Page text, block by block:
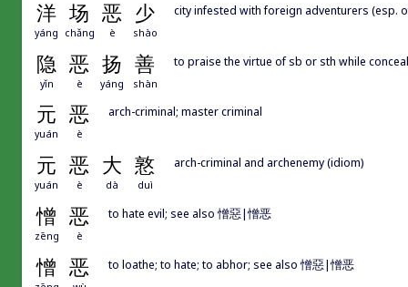
洋 场 恶 少
yáng chǎng è shào
city infested with foreign adventurers (esp.
隐 恶 扬 善
yǐn è yáng shàn
to praise the virtue of sb or sth while
元 恶
yuán è
arch-criminal; master criminal
元 恶 大 憝
yuán è dà duì
arch-criminal and archenemy (idiom)
憎 恶
zēng è
to hate evil; see also 憎惡|憎恶
憎 恶 to loathe; to hate; to abhor; see also 憎惡|憎恶